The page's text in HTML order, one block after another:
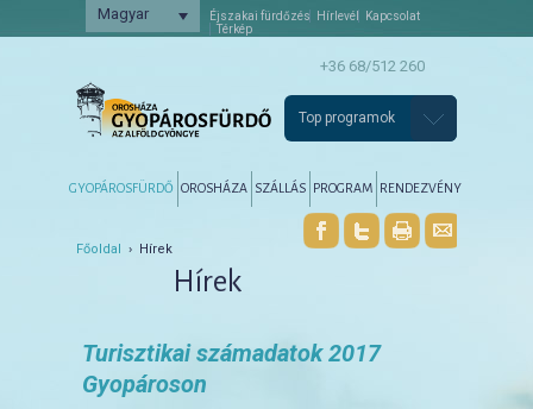
Magyar Éjszakai fürdőzés Hírlevél
Kapcsolat
Térkép
+36 68/512 260
Top programok
Tovább az elsődleges tartalomra
Tovább a másodlagos tartalomra
GYOPÁROSFÜRDŐ OROSHÁZA SZÁLLÁS PROGRAM RENDEZVÉNY
Főoldal › Hírek
Hírek
Turisztikai számadatok 2017
Gyopároson